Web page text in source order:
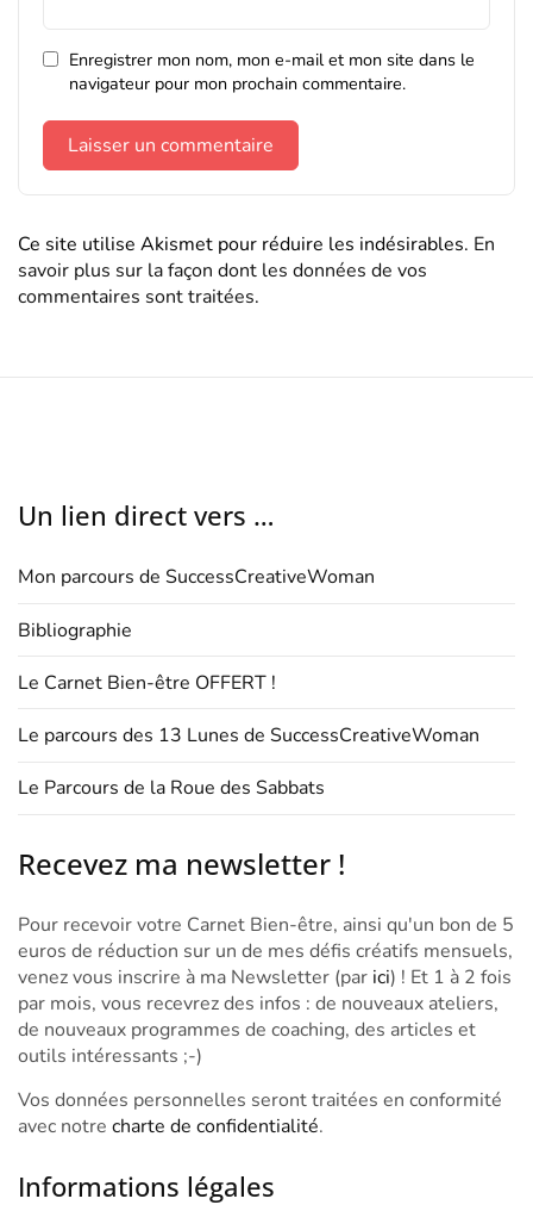
Enregistrer mon nom, mon e-mail et mon site dans le
navigateur pour mon prochain commentaire.
Ce site utilise Akismet pour réduire les indésirables. En
savoir plus sur la façon dont les données de vos
commentaires sont traitées.
Un lien direct vers …
Mon parcours de SuccessCreativeWoman
Bibliographie
Le Carnet Bien-être OFFERT !
Le parcours des 13 Lunes de SuccessCreativeWoman
Le Parcours de la Roue des Sabbats
Recevez ma newsletter !
Pour recevoir votre Carnet Bien-être, ainsi qu'un bon de 5
euros de réduction sur un de mes défis créatifs mensuels,
venez vous inscrire à ma Newsletter (par ici) ! Et 1 à 2 fois
par mois, vous recevrez des infos : de nouveaux ateliers,
de nouveaux programmes de coaching, des articles et
outils intéressants ;-)
Vos données personnelles seront traitées en conformité
avec notre charte de confidentialité.
Informations légales